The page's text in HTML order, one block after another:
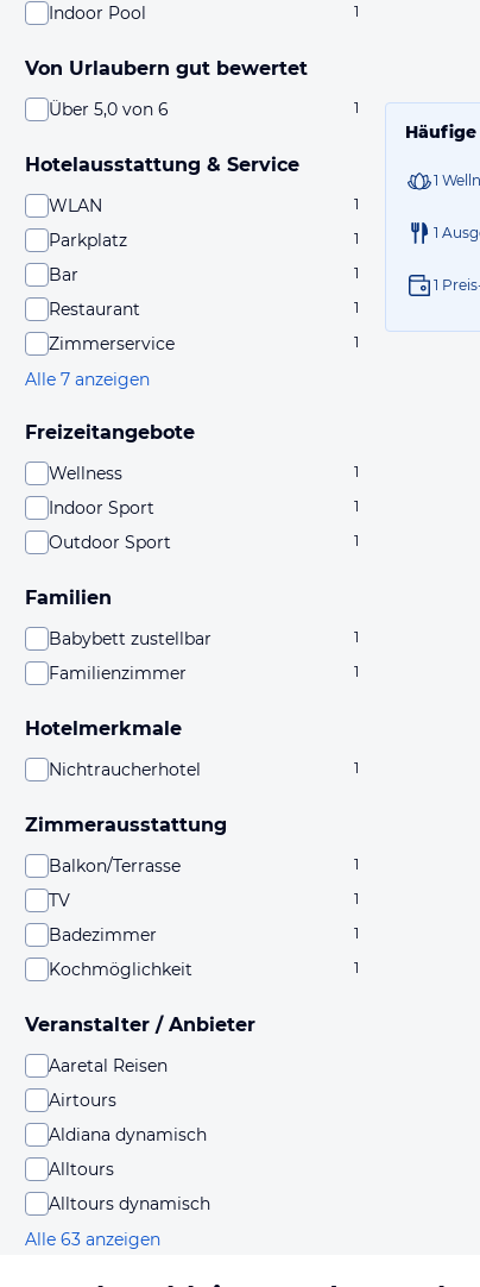
Indoor Pool 1
Von Urlaubern gut bewertet
Über 5,0 von 6 1
Hotelausstattung & Service
WLAN 1
Parkplatz 1
Bar 1
Restaurant 1
Zimmerservice 1
Alle 7 anzeigen
Freizeitangebote
Wellness 1
Indoor Sport 1
Outdoor Sport 1
Familien
Babybett zustellbar 1
Familienzimmer 1
Hotelmerkmale
Nichtraucherhotel 1
Zimmerausstattung
Balkon/Terrasse 1
TV 1
Badezimmer 1
Kochmöglichkeit 1
Veranstalter / Anbieter
Aaretal Reisen
Airtours
Aldiana dynamisch
Alltours
Alltours dynamisch
Alle 63 anzeigen
1
1
1